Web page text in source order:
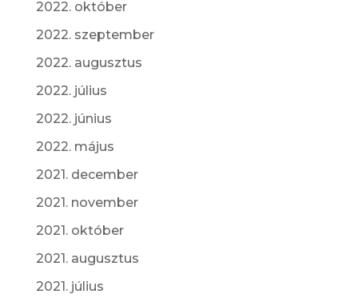
2022. október
2022. szeptember
2022. augusztus
2022. július
2022. június
2022. május
2021. december
2021. november
2021. október
2021. augusztus
2021. július